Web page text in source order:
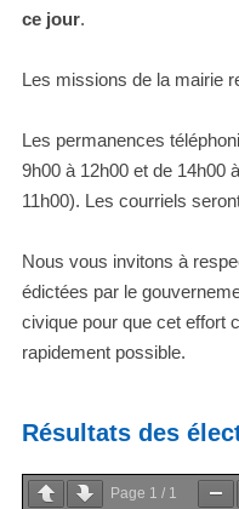
ce jour.
Les missions de la mairie
Les permanences
9h00 à 12h00 et de 14h00
11h00). Les courriels
Nous vous invitons à
édictées par le
civique pour que cet effort
rapidement possible.
Résultats des
Page 1 / 1